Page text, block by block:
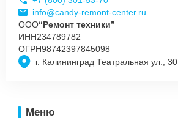
г. Калининград Театральная ул., 30
info@candy-remont-center.ru
ООО“Ремонт техники”
ИНН234789782
ОГРН98742397845098
Меню